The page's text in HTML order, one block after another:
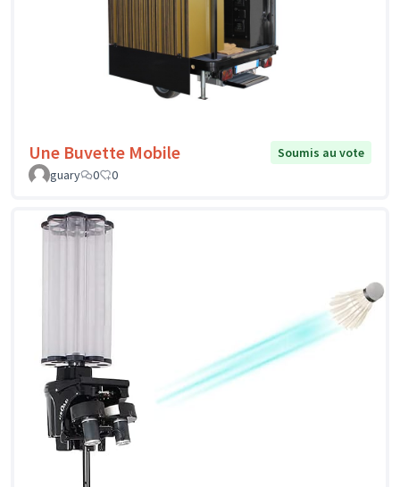
Une Buvette Mobile
Soumis au vote
guary
0 0